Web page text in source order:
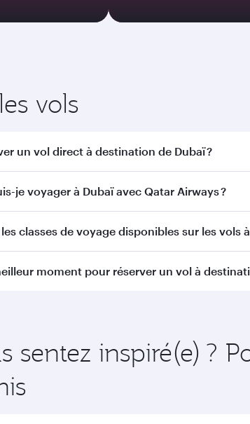
vols
un vol direct à destination de Dubaï ?
opère des vols directs vers Dubaï.
je voyager à Dubaï avec Qatar Airways ?
directement à Dubaï avec Qatar
classes de voyage disponibles sur les vols
classes de voyage dépend de l'itinéraire
moment pour réserver un vol à
sentez inspiré(e) ?